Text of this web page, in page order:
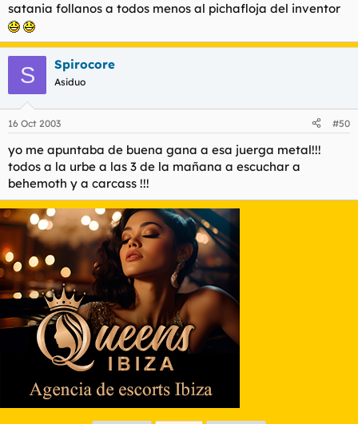
satania follanos a todos menos al pichafloja del inventor
S Spirocore
Asiduo
16 Oct 2003 #50
yo me apuntaba de buena gana a esa juerga metal!!!
todos a la urbe a las 3 de la mañana a escuchar a
behemoth y a carcass !!!